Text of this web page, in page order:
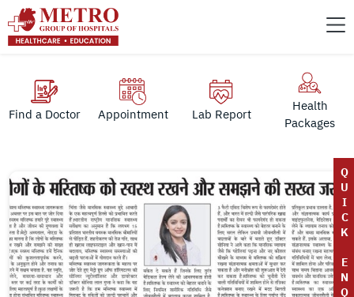
Find a Doctor Appointment Lab Report
Health
Packages
Q
U
I
C
K
E
N
Q